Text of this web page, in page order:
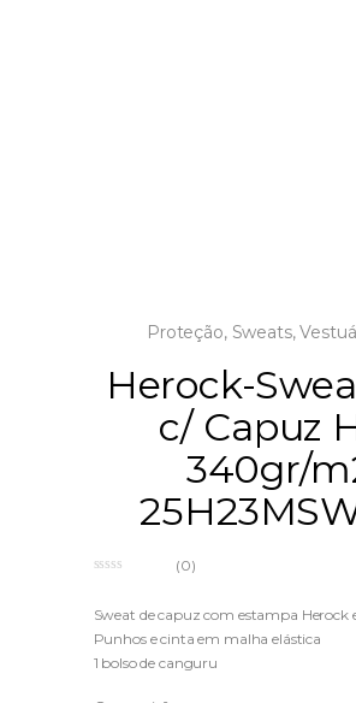
Proteção, Sweats,
Herock-
c/ Capuz
340gr/
u
o
f
5
(0)
Sweat de capuz com estampa Herock
Punhos e cinta em malha elástica
1 bolso de canguru